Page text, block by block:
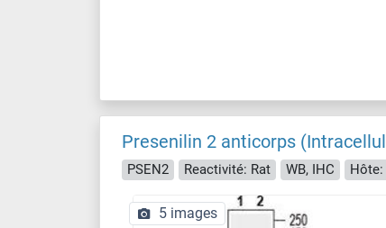
Presenilin 2 anticorps
PSEN2 Reactivité: Rat WB, IHC
5 images